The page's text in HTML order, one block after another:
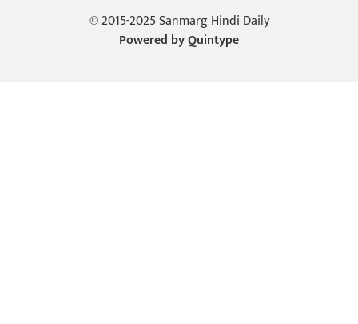
© 2015-2025 Sanmarg Hindi Daily
Powered byQuintype